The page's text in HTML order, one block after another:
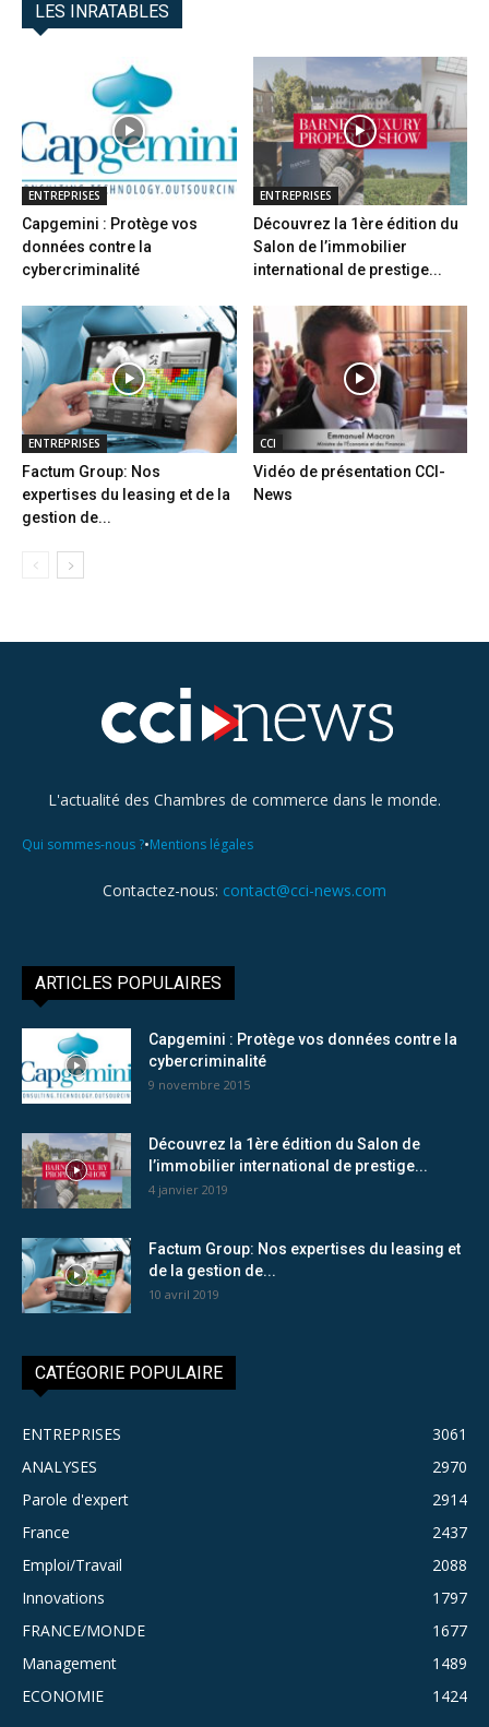
LES INRATABLES
ENTREPRISES
Capgemini : Protège vos
données contre la
cybercriminalité
ENTREPRISES
Découvrez la 1ère édition du
Salon de l’immobilier
international de prestige...
ENTREPRISES
Factum Group: Nos
expertises du leasing et de la
gestion de...
CCI
Vidéo de présentation CCI-
News
L'actualité des Chambres de commerce dans le monde.
Qui sommes-nous ?•Mentions légales
Contactez-nous: contact@cci-news.com
ARTICLES POPULAIRES
Capgemini : Protège vos données contre la
cybercriminalité
9 novembre 2015
Découvrez la 1ère édition du Salon de
l’immobilier international de prestige...
4 janvier 2019
Factum Group: Nos expertises du leasing et
de la gestion de...
10 avril 2019
CATÉGORIE POPULAIRE
ENTREPRISES
3061
ANALYSES
2970
Parole d'expert
2914
France
2437
Emploi/Travail
2088
Innovations
1797
FRANCE/MONDE
1677
Management
1489
ECONOMIE
1424